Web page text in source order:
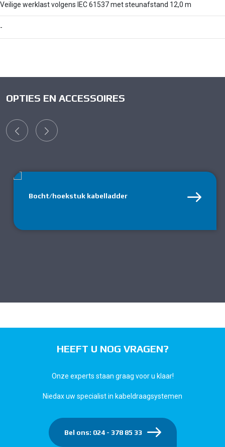
Veilige werklast volgens IEC 61537 met steunafstand 12,0 m
-
OPTIES EN ACCESSOIRES
Bocht/hoekstuk kabelladder
HEEFT U NOG VRAGEN?
Onze experts staan graag voor u klaar!
Niedax uw specialist in kabeldraagsystemen
Bel ons: 024 - 378 85 33